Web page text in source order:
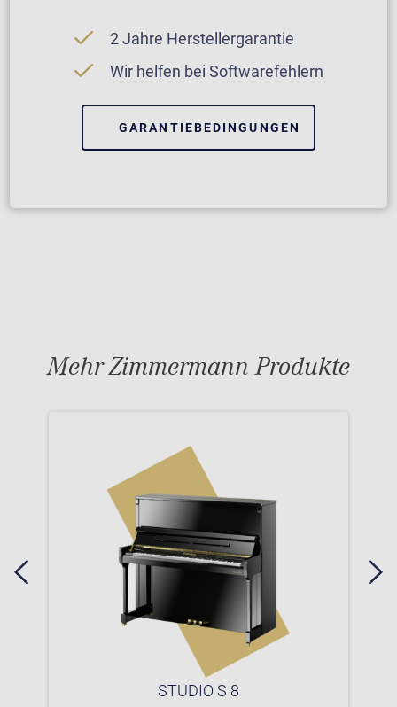
2 Jahre Herstellergarantie
Wir helfen bei Softwarefehlern
GARANTIEBEDINGUNGEN
Mehr Zimmermann Produkte
STUDIO S 8